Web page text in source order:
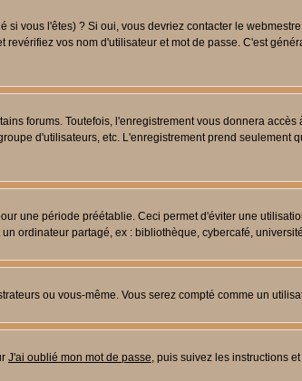
vous l'êtes) ? Si oui, vous devriez contacter le
vos nom d'utilisateur et mot de passe. C'est
forums. Toutefois, l'enregistrement vous donnera accès
d'utilisateurs, etc. L'enregistrement prend seulement
une période préétablie. Ceci permet d'éviter une
ordinateur partagé, ex : bibliothèque, cybercafé,
ou vous-même. Vous serez compté comme un
J'ai oublié mon mot de passe, puis suivez les instructions